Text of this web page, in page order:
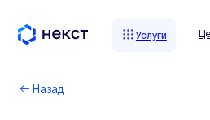
Цены
Услуги
Услуги